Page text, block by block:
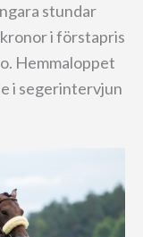
stundar
i förstapris
Hemmaloppet
i segerintervjun